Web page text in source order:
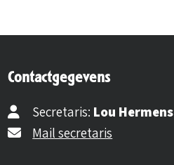
Contactgegevens
Secretaris: Lou Hermens
Mail secretaris